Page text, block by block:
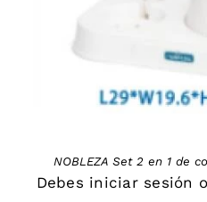
NOBLEZA Set 2 en 1 de
Debes iniciar sesión o